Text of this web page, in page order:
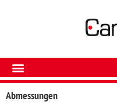
Abmessungen